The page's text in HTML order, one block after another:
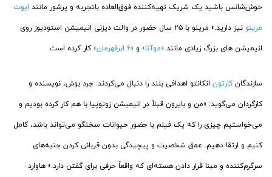
خوش‌شانس باشید یک شریک تهیه‌کننده فوق‌العاده باتجربه و پرشور مانند ایوت
مرینو نیز دارید.» مرینو با ۲۵ سال حضور در والت دیزنی انیمیشن استودیوز روی
انیمیشن های بزرگ زیادی مانند «موآنا» و «۶ ابرقهرمان» کار کرده است.
سازندگانکارتون انکانتو اهدافی بلند را دنبال می‌کردند. جرد بوش، نویسنده و
کارگردان می‌گوید: «من و بایرون قبلاً در انیمیشن زوتوپیا با هم کار کرده بودیم و
می‌خواستیم چیزی را که یک فیلم با حضور حیوانات سخنگو می‌تواند باشد، کامل
کنیم و ارتقا دهیم. عمق شخصیت و پیچیدگی بدون قربانی کردن جنبه‌های
سرگرم‌کننده و مبنا قرار دادن هسته‌ای که واقعاً حرفی برای گفتن دارد.» هاوارد